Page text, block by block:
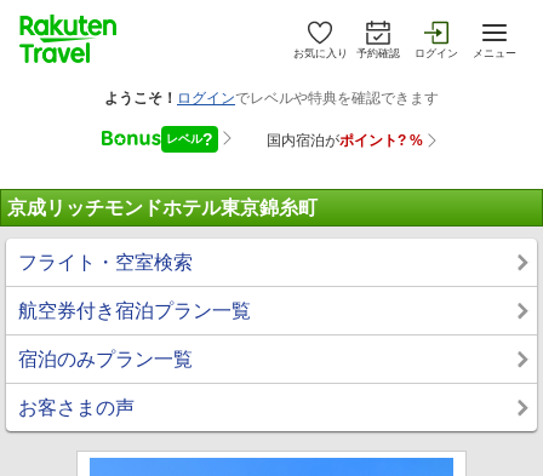
お気に入り 予約確認 ログイン メニュー
京成リッチモンドホテル東京錦糸町
フライト・空室検索
航空券付き宿泊プラン一覧
宿泊のみプラン一覧
お客さまの声